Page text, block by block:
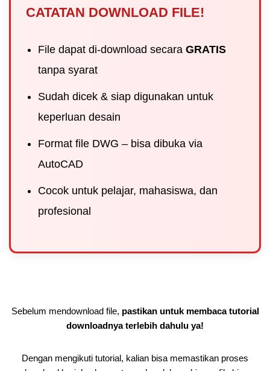
CATATAN DOWNLOAD FILE!
File dapat di-download secara GRATIS
tanpa syarat
Sudah dicek & siap digunakan untuk
keperluan desain
Format file DWG – bisa dibuka via
AutoCAD
Cocok untuk pelajar, mahasiswa, dan
profesional
Sebelum mendownload file, pastikan untuk membaca tutorial
downloadnya terlebih dahulu ya!
Dengan mengikuti tutorial, kalian bisa memastikan proses